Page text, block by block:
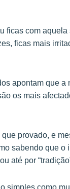
ficas com
ficas mais
apontam que
os mais
provado, e
sabendo que
até por
simples como